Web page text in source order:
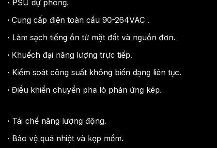
· PSU dự phòng.
· Cung cấp điện toàn cầu 90-264VAC .
· Làm sạch tiếng ồn từ mặt đất và nguồn đơn.
· Khuếch đại năng lượng trực tiếp.
· Kiểm soát công suất không biến dạng liên tục.
· Điều khiển chuyển pha lò phản ứng kép.
· Tái chế năng lượng động.
· Bảo vệ quá nhiệt và kẹp mềm.